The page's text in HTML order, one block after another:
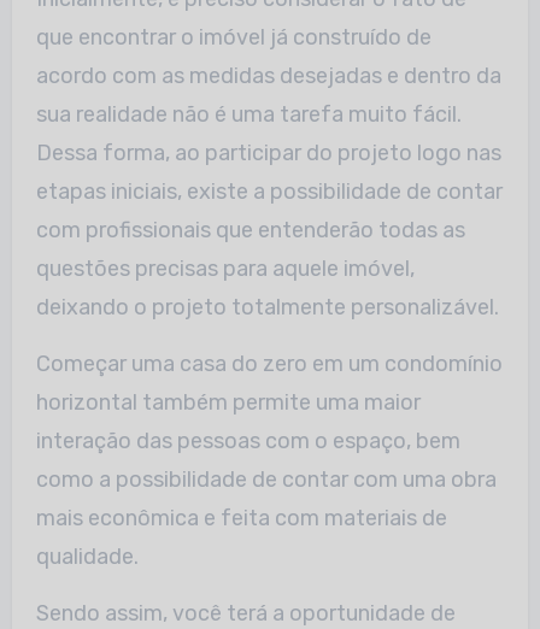
que encontrar o imóvel já construído de
acordo com as medidas desejadas e dentro da
sua realidade não é uma tarefa muito fácil.
Dessa forma, ao participar do projeto logo nas
etapas iniciais, existe a possibilidade de contar
com profissionais que entenderão todas as
questões precisas para aquele imóvel,
deixando o projeto totalmente personalizável.
Começar uma casa do zero em um condomínio
horizontal também permite uma maior
interação das pessoas com o espaço, bem
como a possibilidade de contar com uma obra
mais econômica e feita com materiais de
qualidade.
Sendo assim, você terá a oportunidade de